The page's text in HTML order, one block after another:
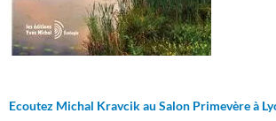
Ecoutez Michal Kravcik au Salon Primevère à